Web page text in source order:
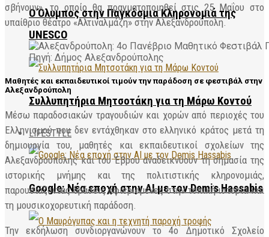
Ο Όλυμπος στην Παγκόσμια Κληρονομιά της
UNESCO
Συλλυπητήρια Μητσοτάκη για τη Μάρω Κοντού
LIFESTYLE
Google: Νέα εποχή στην AI με τον Demis Hassabis
σβήνουν», το οποίο θα πραγματοποιηθεί στις 25 Μαΐου στο
υπαίθριο θέατρο «Αλτιναλμάζη» στην Αλεξανδρούπολη.
Πηγή: Δήμος Αλεξανδρούπολης
Μαθητές και εκπαιδευτικοί τιμούν την παράδοση σε φεστιβάλ στην
Αλεξανδρούπολη
Μέσω παραδοσιακών τραγουδιών και χορών από περιοχές του
Ελληνισμού που δεν εντάχθηκαν στο ελληνικό κράτος μετά τη
δημιουργία του, μαθητές και εκπαιδευτικοί σχολείων της
Αλεξανδρούπολης και του Έβρου αναδεικνύουν τη σημασία της
ιστορικής μνήμης και της πολιτιστικής κληρονομιάς,
παρουσιάζοντας δράσεις αφιερωμένες στην τοπική ιστορία και
τη μουσικοχορευτική παράδοση.
Την εκδήλωση συνδιοργανώνουν το 4ο Δημοτικό Σχολείο